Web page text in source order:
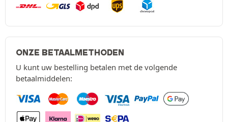
ONZE BETAALMETHODEN
U kunt uw bestelling betalen met de volgende
betaalmiddelen: